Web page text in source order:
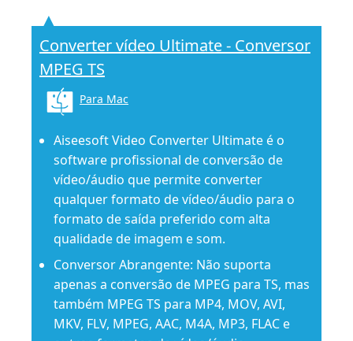
Converter vídeo Ultimate - Conversor
MPEG TS
Para Mac
Aiseesoft Video Converter Ultimate é o
software profissional de conversão de
vídeo/áudio que permite converter
qualquer formato de vídeo/áudio para o
formato de saída preferido com alta
qualidade de imagem e som.
Conversor Abrangente: Não suporta
apenas a conversão de MPEG para TS, mas
também MPEG TS para MP4, MOV, AVI,
MKV, FLV, MPEG, AAC, M4A, MP3, FLAC e